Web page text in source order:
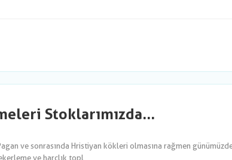
Stoklarımızda...
ve sonrasında Hristiyan kökleri olmasına rağmen
ve harçlık topl